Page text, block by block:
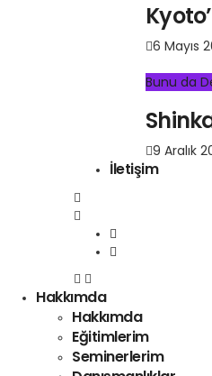
6 Mayıs
Bunu da
9 Aralık
İletişim
Hakkımda
Hakkımda
Eğitimlerim
Seminerlerim